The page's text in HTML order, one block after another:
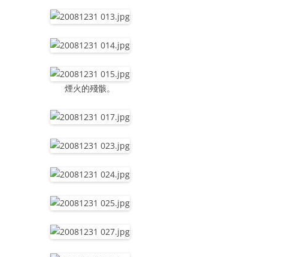
煙火的殘骸。